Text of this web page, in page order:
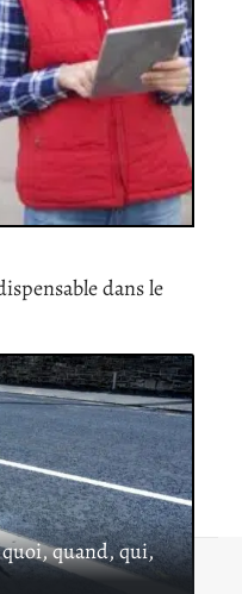
dans le
quand, qui,
Sitemap